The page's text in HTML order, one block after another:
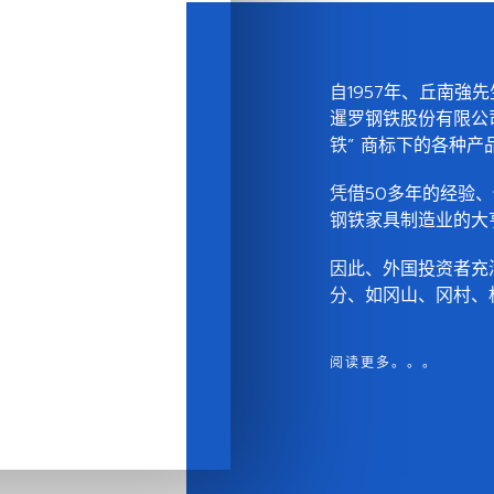
自1957年、丘南強
暹罗钢铁股份有限
铁” 商标下的各种产
凭借50多年的经验
钢铁家具制造业的大
因此、外国投资者
分、如冈山、冈村
阅读更多。。。